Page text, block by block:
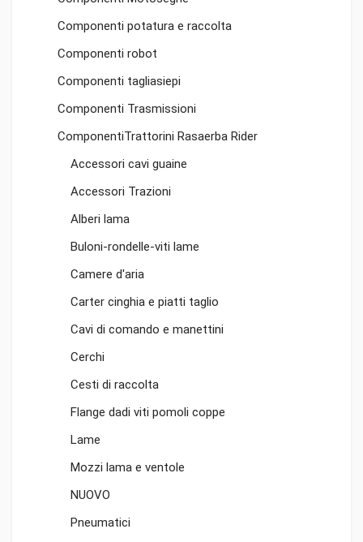
Componenti potatura e raccolta
Componenti robot
Componenti tagliasiepi
Componenti Trasmissioni
ComponentiTrattorini Rasaerba Rider
Accessori cavi guaine
Accessori Trazioni
Alberi lama
Buloni-rondelle-viti lame
Camere d'aria
Carter cinghia e piatti taglio
Cavi di comando e manettini
Cerchi
Cesti di raccolta
Flange dadi viti pomoli coppe
Lame
Mozzi lama e ventole
NUOVO
Pneumatici